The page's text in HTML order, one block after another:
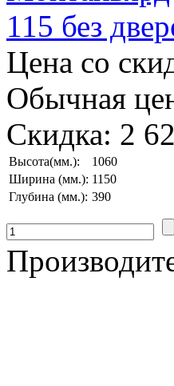
Цена со
Обычная
Скидка: 2
Высота(мм.):
1060
Ширина (мм.): 1150
Глубина (мм.): 390